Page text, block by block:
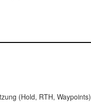
(Hold, RTH, Waypoints)